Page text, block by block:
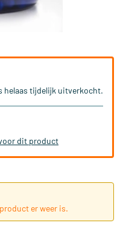
helaas tijdelijk uitverkocht.
dit product
er weer is.